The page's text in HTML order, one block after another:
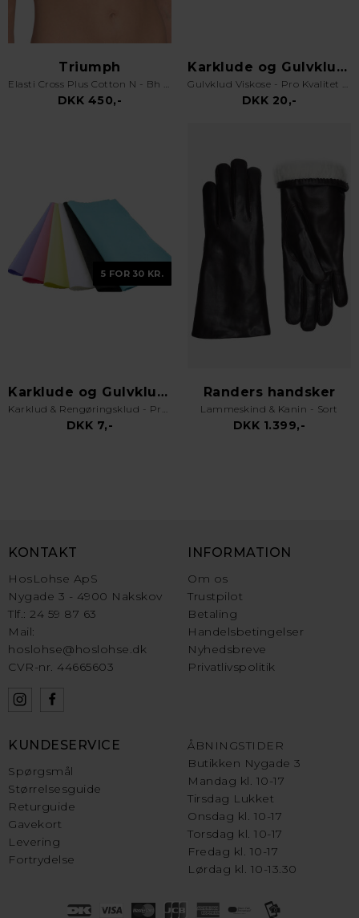
Triumph
Elasti Cross Plus Cotton N - Bh uden bøjle - Hvid
DKK 450,-
Karklude og Gulvklude
Gulvklud Viskose - Pro Kvalitet - Orange
DKK 20,-
5 FOR 30 KR.
Karklude og Gulvklude
Karklud & Rengøringsklud - Pro Kvalitet - Valgfri Farve
DKK 7,-
Randers handsker
Lammeskind & Kanin - Sort
DKK 1.399,-
KONTAKT
HosLohse ApS
Nygade 3 - 4900 Nakskov
Tlf.: 24 59 87 63
Mail:
hoslohse@hoslohse.dk
CVR-nr. 44665603
INFORMATION
Om os
Trustpilot
Betaling
Handelsbetingelser
Nyhedsbreve
Privatlivspolitik
KUNDESERVICE
Spørgsmål
Størrelsesguide
Returguide
Gavekort
Levering
Fortrydelse
ÅBNINGSTIDER
Butikken Nygade 3
Mandag kl. 10-17
Tirsdag Lukket
Onsdag kl. 10-17
Torsdag kl. 10-17
Fredag kl. 10-17
Lørdag kl. 10-13.30